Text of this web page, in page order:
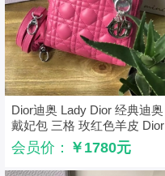
Dior迪奥 Lady Dior 经典迪奥
戴妃包 三格 玫红色羊皮 Dior
链条包 银扣
会员价： ￥1780元